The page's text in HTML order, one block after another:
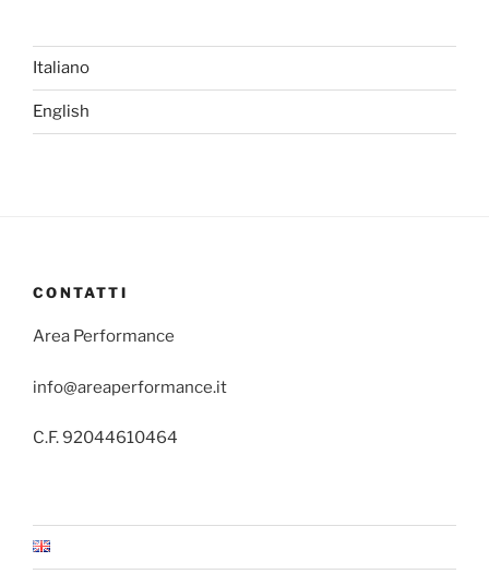
Italiano
English
CONTATTI
Area Performance
info@areaperformance.it
C.F. 92044610464